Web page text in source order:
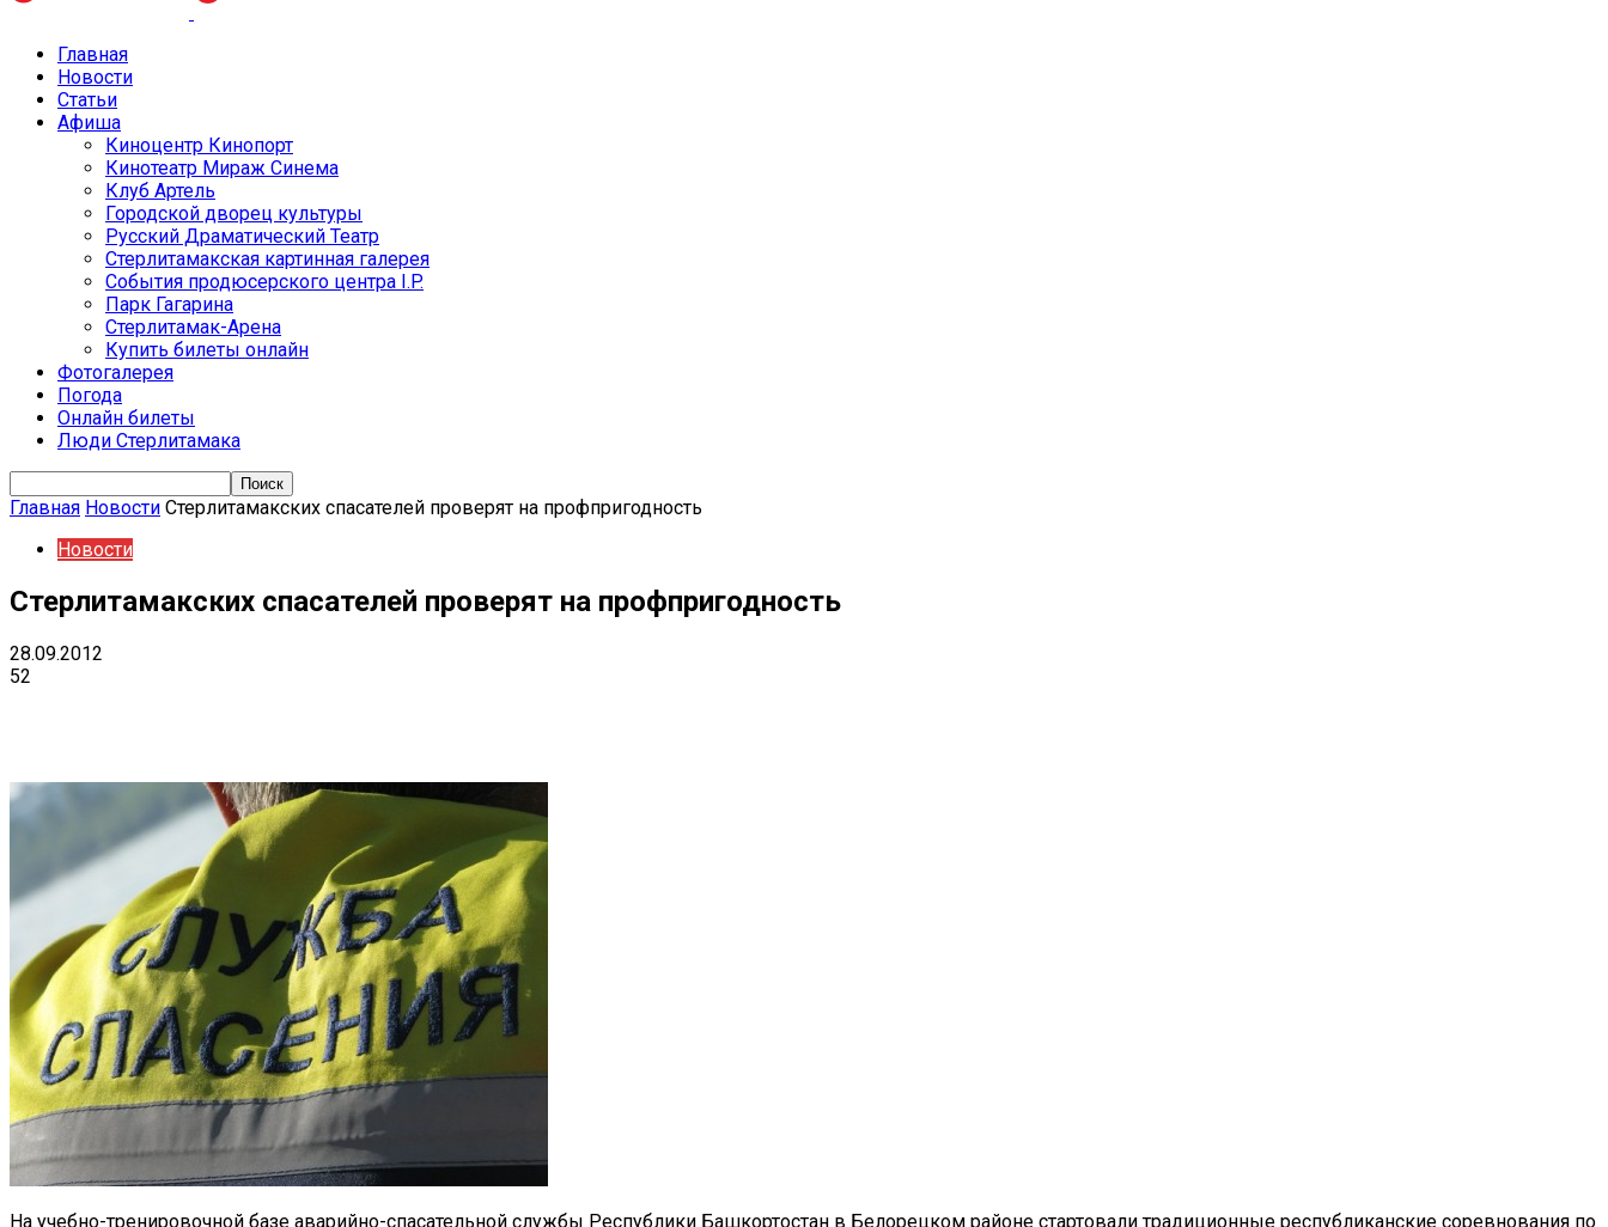
Главная
Новости
Статьи
Афиша
Киноцентр Кинопорт
Кинотеатр Мираж Синема
Клуб Артель
Городской дворец культуры
Русский Драматический Театр
Стерлитамакская картинная галерея
События продюсерского центра I.P.
Парк Гагарина
Стерлитамак-Арена
Купить билеты онлайн
Фотогалерея
Погода
Онлайн билеты
Люди Стерлитамака
Главная Новости Стерлитамакских спасателей проверят на профпригодность
Новости
Стерлитамакских спасателей проверят на профпригодность
28.09.2012
52
На учебно-тренировочной базе аварийно-спасательной службы Республики Башкортостан в Белорецком районе стартовали традиционные республиканские соревнования по